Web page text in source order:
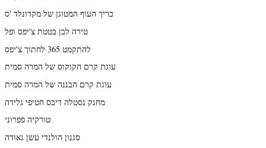
כריך העוף המטוגן של מקדונלד 'ס
טירה לבן בטטת צ'יפס ופל
להתקמט 365 לחתוך צ'יפס
עוגת קרם הקוקוס של המרה סמית
עוגת קרם הבננה של המרה סמית
מחנק נסטלה דיבס חטיפי גלידה
טורקיה פפרוני
סגנון הולנדי עשן גאודה